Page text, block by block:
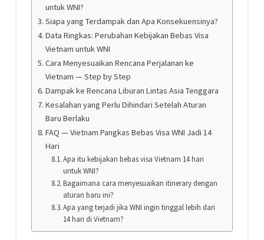
untuk WNI?
Siapa yang Terdampak dan Apa Konsekuensinya?
Data Ringkas: Perubahan Kebijakan Bebas Visa
Vietnam untuk WNI
Cara Menyesuaikan Rencana Perjalanan ke
Vietnam — Step by Step
Dampak ke Rencana Liburan Lintas Asia Tenggara
Kesalahan yang Perlu Dihindari Setelah Aturan
Baru Berlaku
FAQ — Vietnam Pangkas Bebas Visa WNI Jadi 14
Hari
Apa itu kebijakan bebas visa Vietnam 14 hari
untuk WNI?
Bagaimana cara menyesuaikan itinerary dengan
aturan baru ini?
Apa yang terjadi jika WNI ingin tinggal lebih dari
14 hari di Vietnam?